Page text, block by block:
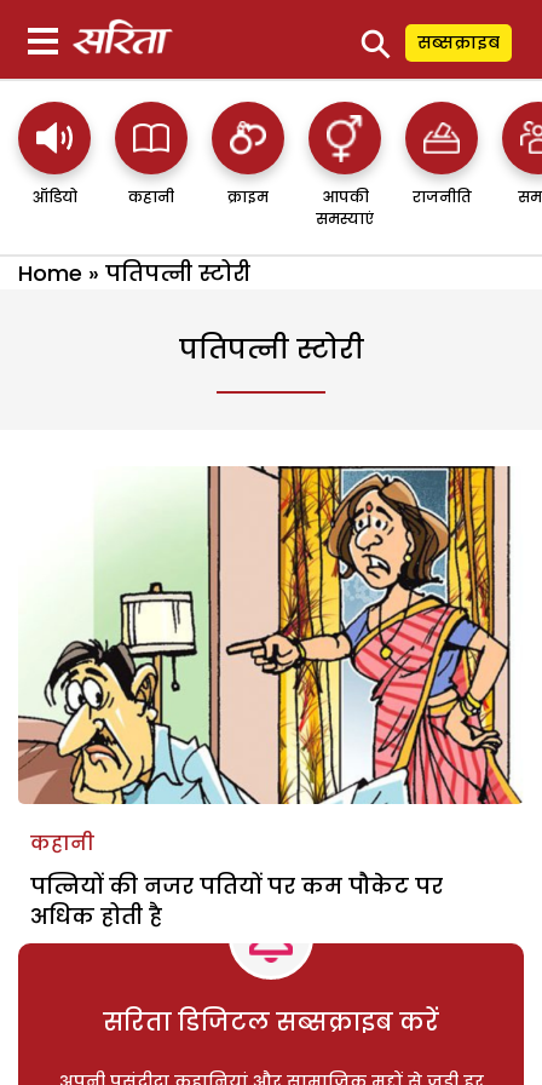
⚲ सब्सक्राइब
ऑडियो कहानी क्राइम
आपकी
समस्याएं
राजनीति
Home » पतिपत्नी स्टोरी
पतिपत्नी स्टोरी
कहानी
पत्नियों की नजर पतियों पर कम पौकेट पर
अधिक होती है
सरिता डिजिटल सब्सक्राइब करें